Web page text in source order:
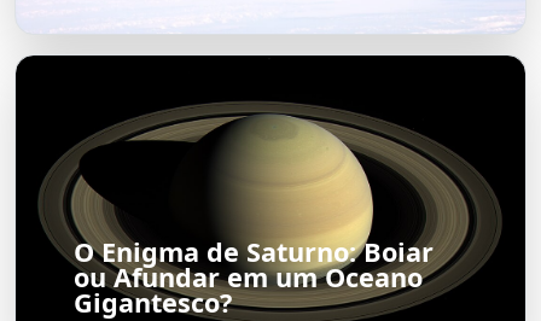
O Enigma de Saturno: Boiar
ou Afundar em um Oceano
Gigantesco?